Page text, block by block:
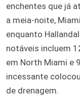
enchentes que já
a meia-noite,
enquanto
notáveis incluem
em North Miami e
incessante
de drenagem.